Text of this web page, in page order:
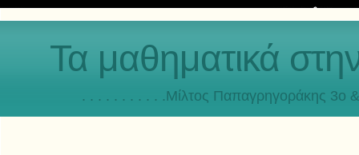
Τα μαθηματικά
. . . . . . . . . . .Μίλτος Παπαγρηγοράκης 3o